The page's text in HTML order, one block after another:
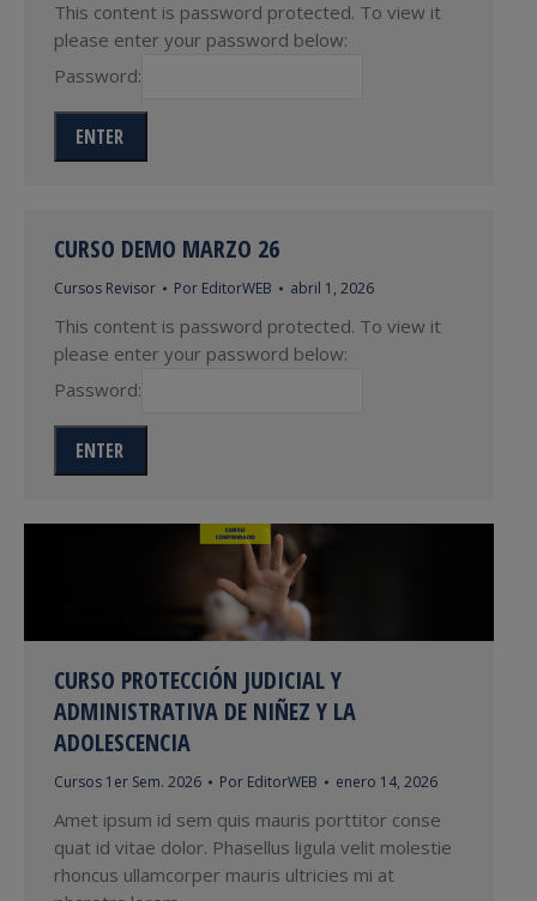
This content is password protected. To view it
please enter your password below:
Password:
CURSO DEMO MARZO 26
Cursos Revisor Por EditorWEB abril 1, 2026
This content is password protected. To view it
please enter your password below:
Password:
CURSO PROTECCIÓN JUDICIAL Y
ADMINISTRATIVA DE NIÑEZ Y LA
ADOLESCENCIA
Cursos 1er Sem. 2026 Por EditorWEB enero 14, 2026
Amet ipsum id sem quis mauris porttitor conse
quat id vitae dolor. Phasellus ligula velit molestie
rhoncus ullamcorper mauris ultricies mi at